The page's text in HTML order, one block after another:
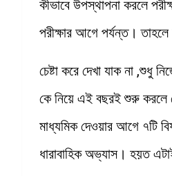
কীভাবে উপস্থাপনা করলে
পরীক্ষার আগে পর্যন্ত। তাহলে
চেষ্টা করে দেখা যাক না ,শুধু
কে নিয়ে এই বছরই শুরু করলে
মাধ্যমিক দেওয়ার আগে ৭টি
ধারাবাহিক অভ্যাস। হয়ত